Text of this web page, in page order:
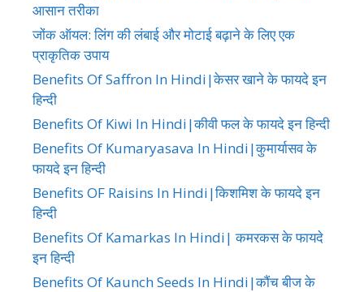
आसान तरीका
जोंक ऑयल: लिंग की लंबाई और मोटाई बढ़ाने के लिए एक
प्राकृतिक उपाय
Benefits Of Saffron In Hindi|केसर खाने के फायदे इन
हिन्दी
Benefits Of Kiwi In Hindi|कीवी फल के फायदे इन हिन्दी
Benefits Of Kumaryasava In Hindi|कुमार्यासव के
फायदे इन हिन्दी
Benefits OF Raisins In Hindi|किशमिश के फायदे इन
हिन्दी
Benefits Of Kamarkas In Hindi| कमरकस के फायदे
इन हिन्दी
Benefits Of Kaunch Seeds In Hindi|कौंच बीज के